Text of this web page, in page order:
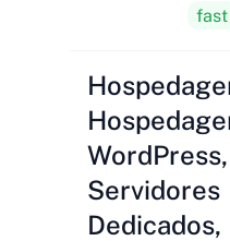
fast
WordPress,
Servidores
Dedicados,